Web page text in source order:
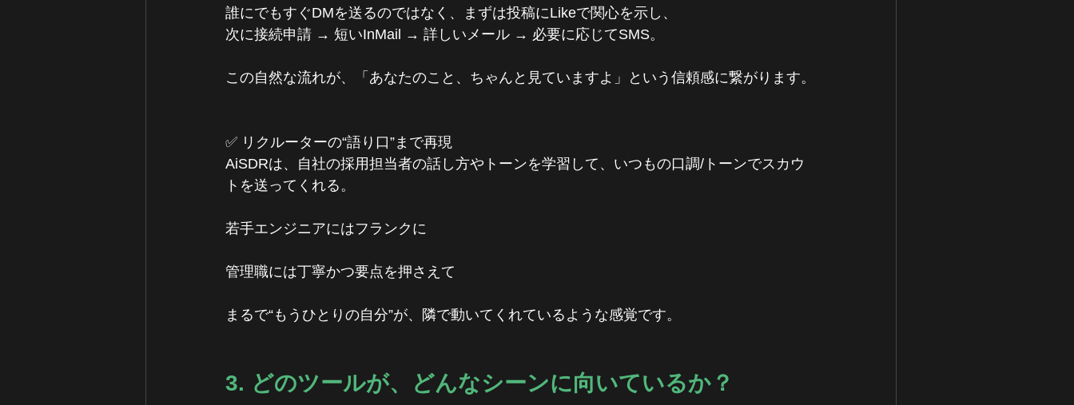
誰にでもすぐDMを送るのではなく、まずは投稿にLikeで関心を示し、
次に接続申請 → 短いInMail → 詳しいメール → 必要に応じてSMS。
この自然な流れが、「あなたのこと、ちゃんと見ていますよ」という信頼感に繋がります。
✅ リクルーターの“語り口”まで再現
AiSDRは、自社の採用担当者の話し方やトーンを学習して、いつもの口調/トーンでスカウ
トを送ってくれる。
若手エンジニアにはフランクに
管理職には丁寧かつ要点を押さえて
まるで“もうひとりの自分”が、隣で動いてくれているような感覚です。
3. どのツールが、どんなシーンに向いているか？